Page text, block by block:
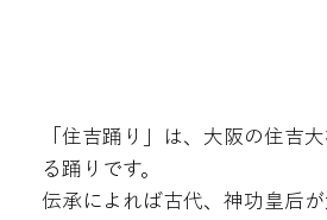
「住吉踊り」は、大阪の住吉
る踊りです。
伝承によれば古代、神功皇后